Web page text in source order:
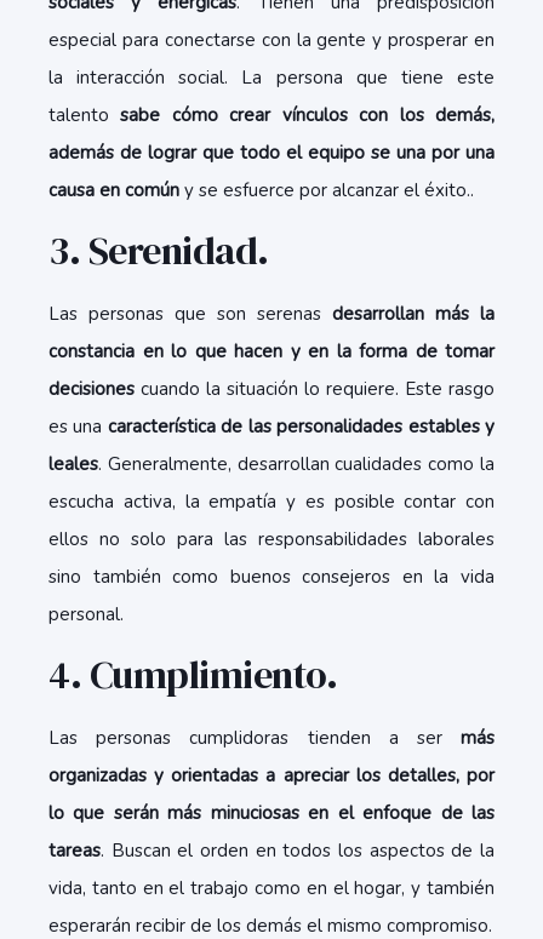
especial para conectarse con la gente y prosperar en
la interacción social. La persona que tiene este
talentosabe cómo crear vínculos con los demás,
además de lograr que todo el equipo se una por una
causa en común y se esfuerce por alcanzar el éxito..
3. Serenidad.
Las personas que son serenas desarrollan más la
constancia en lo que hacen y en la forma de tomar
decisiones cuando la situación lo requiere. Este rasgo
es una característica de las personalidades estables y
leales. Generalmente, desarrollan cualidades como la
escucha activa, la empatía y es posible contar con
ellos no solo para las responsabilidades laborales
sino también como buenos consejeros en la vida
personal.
4. Cumplimiento.
Las personas cumplidoras tienden a ser más
organizadas y orientadas a apreciar los detalles, por
lo que serán más minuciosas en el enfoque de las
tareas. Buscan el orden en todos los aspectos de la
vida, tanto en el trabajo como en el hogar, y también
esperarán recibir de los demás el mismo compromiso.